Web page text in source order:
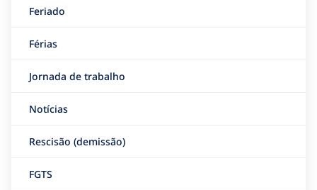
Feriado
Férias
Jornada de trabalho
Notícias
Rescisão (demissão)
FGTS